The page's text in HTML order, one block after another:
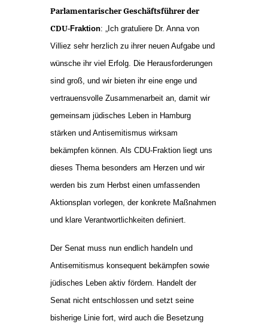
Parlamentarischer Geschäftsführer der
CDU‑Fraktion: „Ich gratuliere Dr. Anna von
Villiez sehr herzlich zu ihrer neuen Aufgabe und
wünsche ihr viel Erfolg. Die Herausforderungen
sind groß, und wir bieten ihr eine enge und
vertrauensvolle Zusammenarbeit an, damit wir
gemeinsam jüdisches Leben in Hamburg
stärken und Antisemitismus wirksam
bekämpfen können. Als CDU‑Fraktion liegt uns
dieses Thema besonders am Herzen und wir
werden bis zum Herbst einen umfassenden
Aktionsplan vorlegen, der konkrete Maßnahmen
und klare Verantwortlichkeiten definiert.
Der Senat muss nun endlich handeln und
Antisemitismus konsequent bekämpfen sowie
jüdisches Leben aktiv fördern. Handelt der
Senat nicht entschlossen und setzt seine
bisherige Linie fort, wird auch die Besetzung